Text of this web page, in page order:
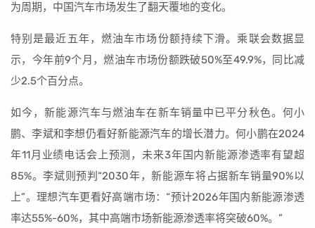
为周期，中国汽车市场发生了翻天覆地的变化。
特别是最近五年，燃油车市场份额持续下滑。乘联会数据显
示，今年前9个月，燃油车市场份额跌破50%至49.9%，同比减
少2.5个百分点。
如今，新能源汽车与燃油车在新车销量中已平分秋色。何小
鹏、李斌和李想仍看好新能源汽车的增长潜力。何小鹏在2024
年11月业绩电话会上预测，未来3年国内新能源渗透率有望超
85%。李斌则预判“2030年，新能源车将占据新车销量90%以
上”。理想汽车更看好高端市场：“预计2026年国内新能源渗透
率达55%-60%，其中高端市场新能源渗透率将突破60%。”